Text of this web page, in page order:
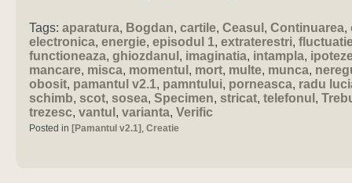
Tags: aparatura, Bogdan, cartile, Ceasul , Continuarea,
electronica, energie, episodul 1, extraterestri,
functioneaza, ghiozdanul , imaginatia, intampla,
mancare, misca, momentul , mort, multe, munca,
obosit, pamantul v2.1, pamntului, porneasca, radu
schimb, scot, sosea, Specimen, stricat, telefonul ,
trezesc, vantul , varianta, Verific
Posted in [Pamantul v2.1] Creatie